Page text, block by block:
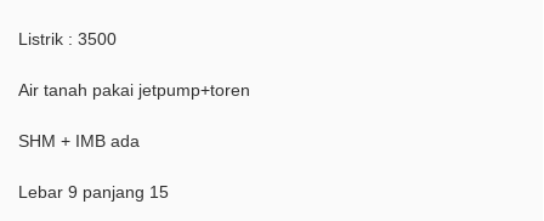
Listrik : 3500
Air tanah pakai jetpump+toren
SHM + IMB ada
Lebar 9 panjang 15